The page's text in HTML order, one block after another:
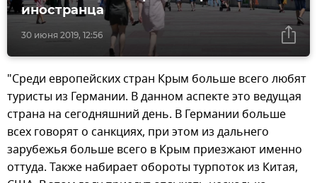
30 июня 2019, 12:56
иностранца
"Среди европейских стран Крым больше всего любят
туристы из Германии. В данном аспекте это ведущая
страна на сегодняшний день. В Германии больше
всех говорят о санкциях, при этом из дальнего
зарубежья больше всего в Крым приезжают именно
оттуда. Также набирает обороты турпоток из Китая,